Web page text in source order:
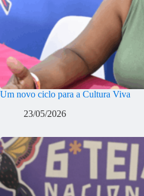
Um novo ciclo para a Cultura Viva
23/05/2026